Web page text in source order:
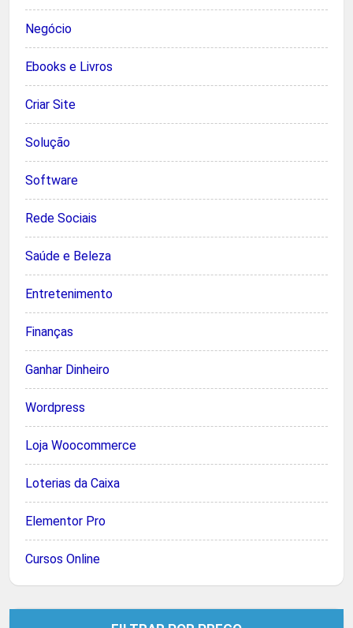
Negócio
Ebooks e Livros
Criar Site
Solução
Software
Rede Sociais
Saúde e Beleza
Entretenimento
Finanças
Ganhar Dinheiro
Wordpress
Loja Woocommerce
Loterias da Caixa
Elementor Pro
Cursos Online